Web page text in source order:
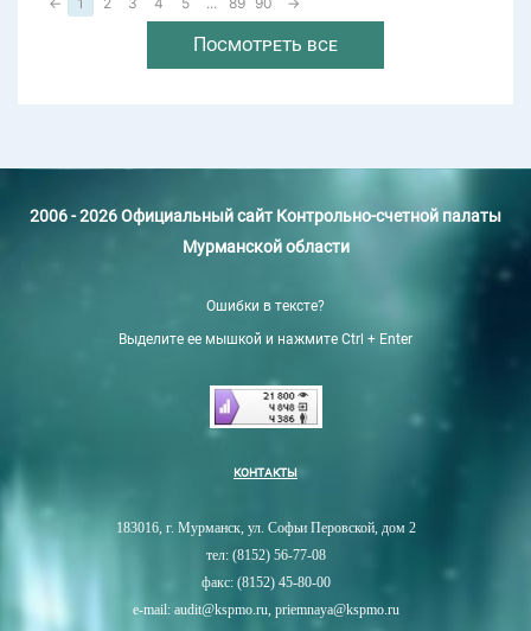
Посмотреть все
2006 - 2026 Официальный сайт Контрольно-счетной палаты
Мурманской области
Ошибки в тексте?
Выделите ее мышкой и нажмите Ctrl + Enter
КОНТАКТЫ
183016, г. Мурманск, ул. Софьи Перовской, дом 2
тел: (8152) 56-77-08
факс: (8152) 45-80-00
e-mail: audit@kspmo.ru, priemnaya@kspmo.ru